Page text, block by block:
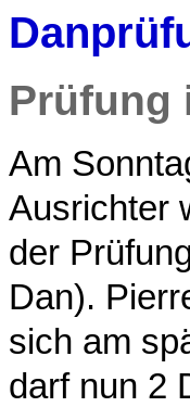
Prüfung
Am
Ausrichter
der
Dan).
sich am
darf nun 2